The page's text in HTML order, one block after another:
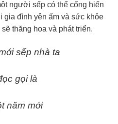
người sếp có thể cống hiến
gia đình yên ấm và sức khỏe
thăng hoa và phát triển.
sếp nhà ta
gọi là
năm mới